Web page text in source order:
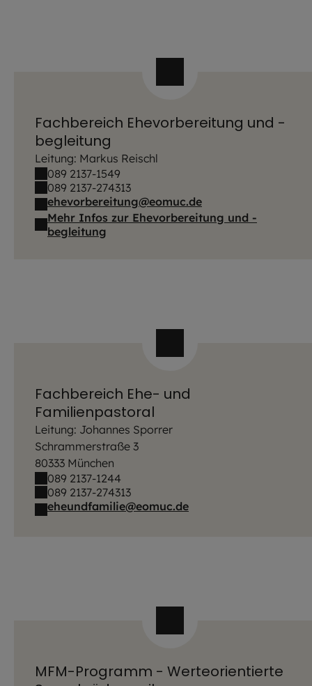
Fachbereich Ehevorbereitung und -
begleitung
Leitung: Markus Reischl
089 2137-1549
089 2137-274313
ehevorbereitung@eomuc.de
Mehr Infos zur Ehevorbereitung und -
begleitung
Fachbereich Ehe- und
Familienpastoral
Leitung: Johannes Sporrer
Schrammerstraße 3
80333 München
089 2137-1244
089 2137-274313
eheundfamilie@eomuc.de
MFM-Programm - Werteorientierte